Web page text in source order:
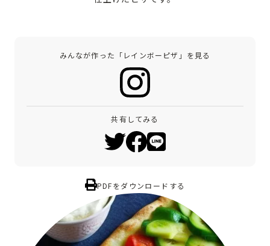
みんなが作った「レインボーピザ」を見る
共有してみる
PDFをダウンロードする